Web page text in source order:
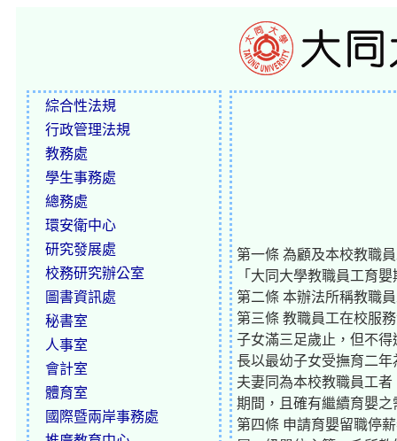
綜合性法規
行政管理法規
教務處
學生事務處
總務處
環安衛中心
研究發展處
校務研究辦公室
圖書資訊處
秘書室
人事室
會計室
體育室
國際暨兩岸事務處
第一條 為顧及本校教職
「大同大學教職員工育
第二條 本辦法所稱教職
第三條 教職員工在校服
子女滿三足歲止，但不
長以最幼子女受撫育二年
夫妻同為本校教職員工
期間，且確有繼續育嬰
第四條 申請育嬰留職停